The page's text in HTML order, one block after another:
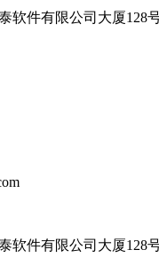
软件有限公司大厦128
软件有限公司大厦128